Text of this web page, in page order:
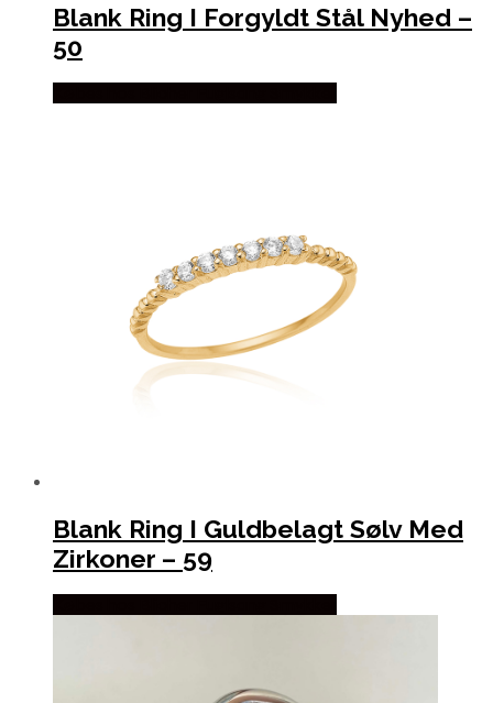
Blank Ring I Forgyldt Stål Nyhed –
50
Blank Ring I Guldbelagt Sølv Med
Zirkoner – 59